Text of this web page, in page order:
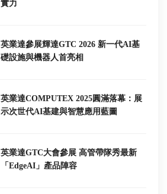
實力
英業達參展輝達GTC 2026 新一代AI基
礎設施與機器人首亮相
英業達COMPUTEX 2025圓滿落幕：展
示次世代AI基建與智慧應用藍圖
英業達GTC大會參展 高管帶隊秀最新
「EdgeAI」產品陣容